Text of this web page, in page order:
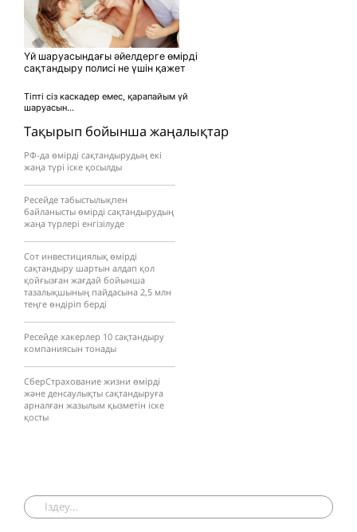
Тақырып бойынша жаңалықтар
РФ-да өмірді сақтандырудың екі
жаңа түрі іске қосылды
Ресейде табыстылықпен
байланысты өмірді сақтандырудың
жаңа түрлері енгізілуде
Сот инвестициялық өмірді
сақтандыру шартын алдап қол
қойғызған жағдай бойынша
тазалықшының пайдасына 2,5 млн
теңге өндіріп берді
Ресейде хакерлер 10 сақтандыру
компаниясын тонады
СберСтрахование жизни өмірді
және денсаулықты сақтандыруға
арналған жазылым қызметін іске
қосты
Үй шаруасындағы әйелдерге өмірді
сақтандыру полисі не үшін қажет
Тіпті сіз каскадер емес, қарапайым үй
шаруасын...